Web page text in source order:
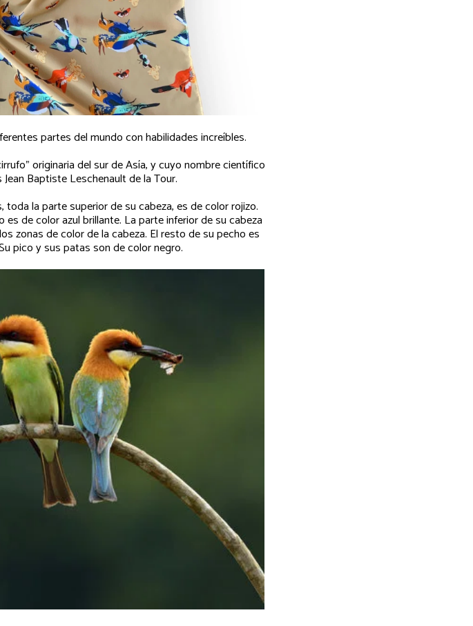
partes del mundo con habilidades increíbles.
originaria del sur de Asía, y cuyo nombre científico
Baptiste Leschenault de la Tour.
la parte superior de su cabeza, es de color rojizo.
de color azul brillante. La parte inferior de su cabeza
zonas de color de la cabeza. El resto de su pecho es
pico y sus patas son de color negro.